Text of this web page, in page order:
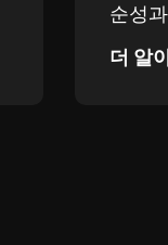
순성
더 알